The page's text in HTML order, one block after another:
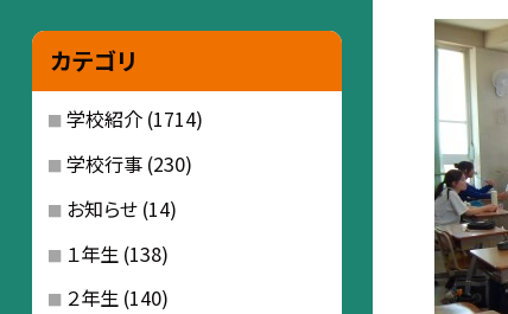
カテゴリ
学校紹介 (1714)
学校行事 (230)
お知らせ (14)
１年生 (138)
２年生 (140)